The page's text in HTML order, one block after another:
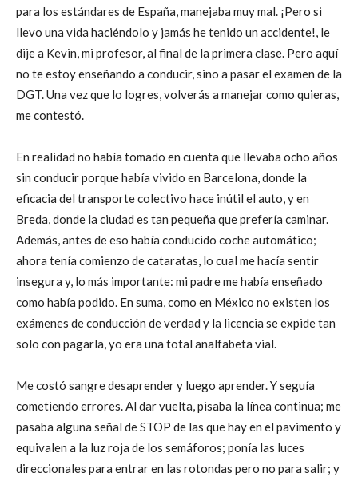
para los estándares de España, manejaba muy mal. ¡Pero si
llevo una vida haciéndolo y jamás he tenido un accidente!, le
dije a Kevin, mi profesor, al final de la primera clase. Pero aquí
no te estoy enseñando a conducir, sino a pasar el examen de la
DGT. Una vez que lo logres, volverás a manejar como quieras,
me contestó.
En realidad no había tomado en cuenta que llevaba ocho años
sin conducir porque había vivido en Barcelona, donde la
eficacia del transporte colectivo hace inútil el auto, y en
Breda, donde la ciudad es tan pequeña que prefería caminar.
Además, antes de eso había conducido coche automático;
ahora tenía comienzo de cataratas, lo cual me hacía sentir
insegura y, lo más importante: mi padre me había enseñado
como había podido. En suma, como en México no existen los
exámenes de conducción de verdad y la licencia se expide tan
solo con pagarla, yo era una total analfabeta vial.
Me costó sangre desaprender y luego aprender. Y seguía
cometiendo errores. Al dar vuelta, pisaba la línea continua; me
pasaba alguna señal de STOP de las que hay en el pavimento y
equivalen a la luz roja de los semáforos; ponía las luces
direccionales para entrar en las rotondas pero no para salir; y